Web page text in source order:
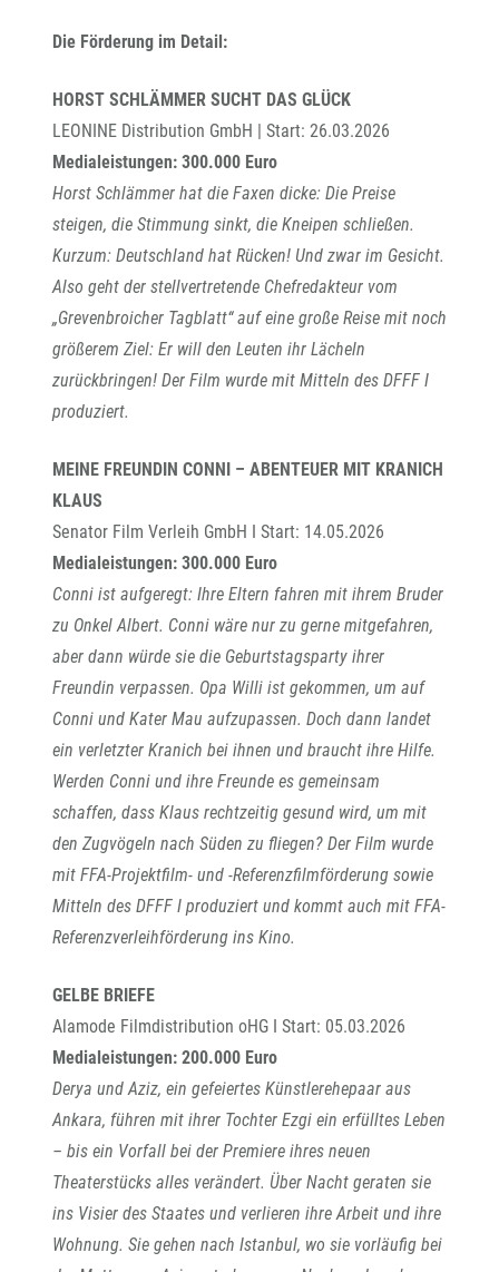
Die Förderung im Detail:
HORST SCHLÄMMER SUCHT DAS GLÜCK
LEONINE Distribution GmbH | Start: 26.03.2026
Medialeistungen: 300.000 Euro
Horst Schlämmer hat die Faxen dicke: Die Preise
steigen, die Stimmung sinkt, die Kneipen schließen.
Kurzum: Deutschland hat Rücken! Und zwar im Gesicht.
Also geht der stellvertretende Chefredakteur vom
„Grevenbroicher Tagblatt“ auf eine große Reise mit noch
größerem Ziel: Er will den Leuten ihr Lächeln
zurückbringen! Der Film wurde mit Mitteln des DFFF I
produziert.
MEINE FREUNDIN CONNI – ABENTEUER MIT KRANICH
KLAUS
Senator Film Verleih GmbH I Start: 14.05.2026
Medialeistungen: 300.000 Euro
Conni ist aufgeregt: Ihre Eltern fahren mit ihrem Bruder
zu Onkel Albert. Conni wäre nur zu gerne mitgefahren,
aber dann würde sie die Geburtstagsparty ihrer
Freundin verpassen. Opa Willi ist gekommen, um auf
Conni und Kater Mau aufzupassen. Doch dann landet
ein verletzter Kranich bei ihnen und braucht ihre Hilfe.
Werden Conni und ihre Freunde es gemeinsam
schaffen, dass Klaus rechtzeitig gesund wird, um mit
den Zugvögeln nach Süden zu fliegen? Der Film wurde
mit FFA-Projektfilm- und -Referenzfilmförderung sowie
Mitteln des DFFF I produziert und kommt auch mit FFA-
Referenzverleihförderung ins Kino.
GELBE BRIEFE
Alamode Filmdistribution oHG I Start: 05.03.2026
Medialeistungen: 200.000 Euro
Derya und Aziz, ein gefeiertes Künstlerehepaar aus
Ankara, führen mit ihrer Tochter Ezgi ein erfülltes Leben
– bis ein Vorfall bei der Premiere ihres neuen
Theaterstücks alles verändert. Über Nacht geraten sie
ins Visier des Staates und verlieren ihre Arbeit und ihre
Wohnung. Sie gehen nach Istanbul, wo sie vorläufig bei